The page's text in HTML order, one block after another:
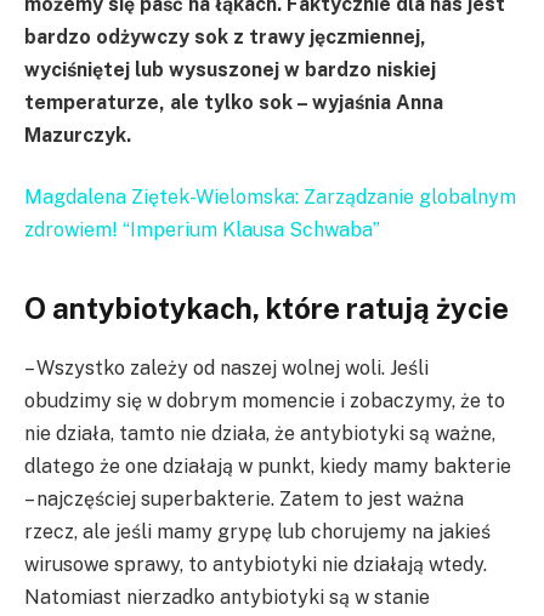
bardzo odżywczy sok z trawy jęczmiennej,
wyciśniętej lub wysuszonej w bardzo niskiej
temperaturze, ale tylko sok – wyjaśnia Anna
Mazurczyk.
Magdalena Ziętek-Wielomska: Zarządzanie globalnym
zdrowiem! “Imperium Klausa Schwaba”
O antybiotykach, które ratują życie
– Wszystko zależy od naszej wolnej woli. Jeśli
obudzimy się w dobrym momencie i zobaczymy, że to
nie działa, tamto nie działa, że antybiotyki są ważne,
dlatego że one działają w punkt, kiedy mamy bakterie
– najczęściej superbakterie. Zatem to jest ważna
rzecz, ale jeśli mamy grypę lub chorujemy na jakieś
wirusowe sprawy, to antybiotyki nie działają wtedy.
Natomiast nierzadko antybiotyki są w stanie